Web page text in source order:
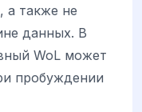
а также не
данных. В
WoL может
пробуждении